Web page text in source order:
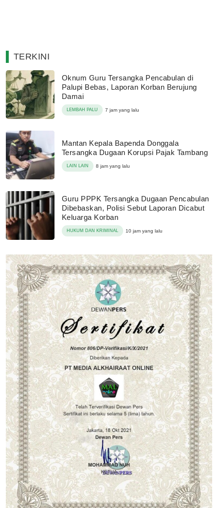
TERKINI
Oknum Guru Tersangka Pencabulan di
Palupi Bebas, Laporan Korban Berujung
Damai
LEMBAH PALU 7 jam yang lalu
Mantan Kepala Bapenda Donggala
Tersangka Dugaan Korupsi Pajak Tambang
LAIN LAIN 8 jam yang lalu
Guru PPPK Tersangka Dugaan Pencabulan
Dibebaskan, Polisi Sebut Laporan Dicabut
Keluarga Korban
HUKUM DAN KRIMINAL 10 jam yang lalu